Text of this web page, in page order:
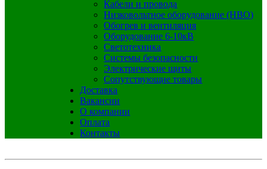
Кабели и провода
Низковольтное оборудование (НВО)
Обогрев и вентиляция
Оборудование 6-10кВ
Светотехника
Системы безопасности
Электрические щиты
Сопутствующие товары
Доставка
Вакансии
О компании
Оплата
Контакты